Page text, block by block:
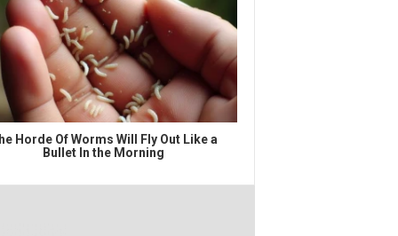
Horde Of Worms Will Fly Out Like a
Bullet In the Morning